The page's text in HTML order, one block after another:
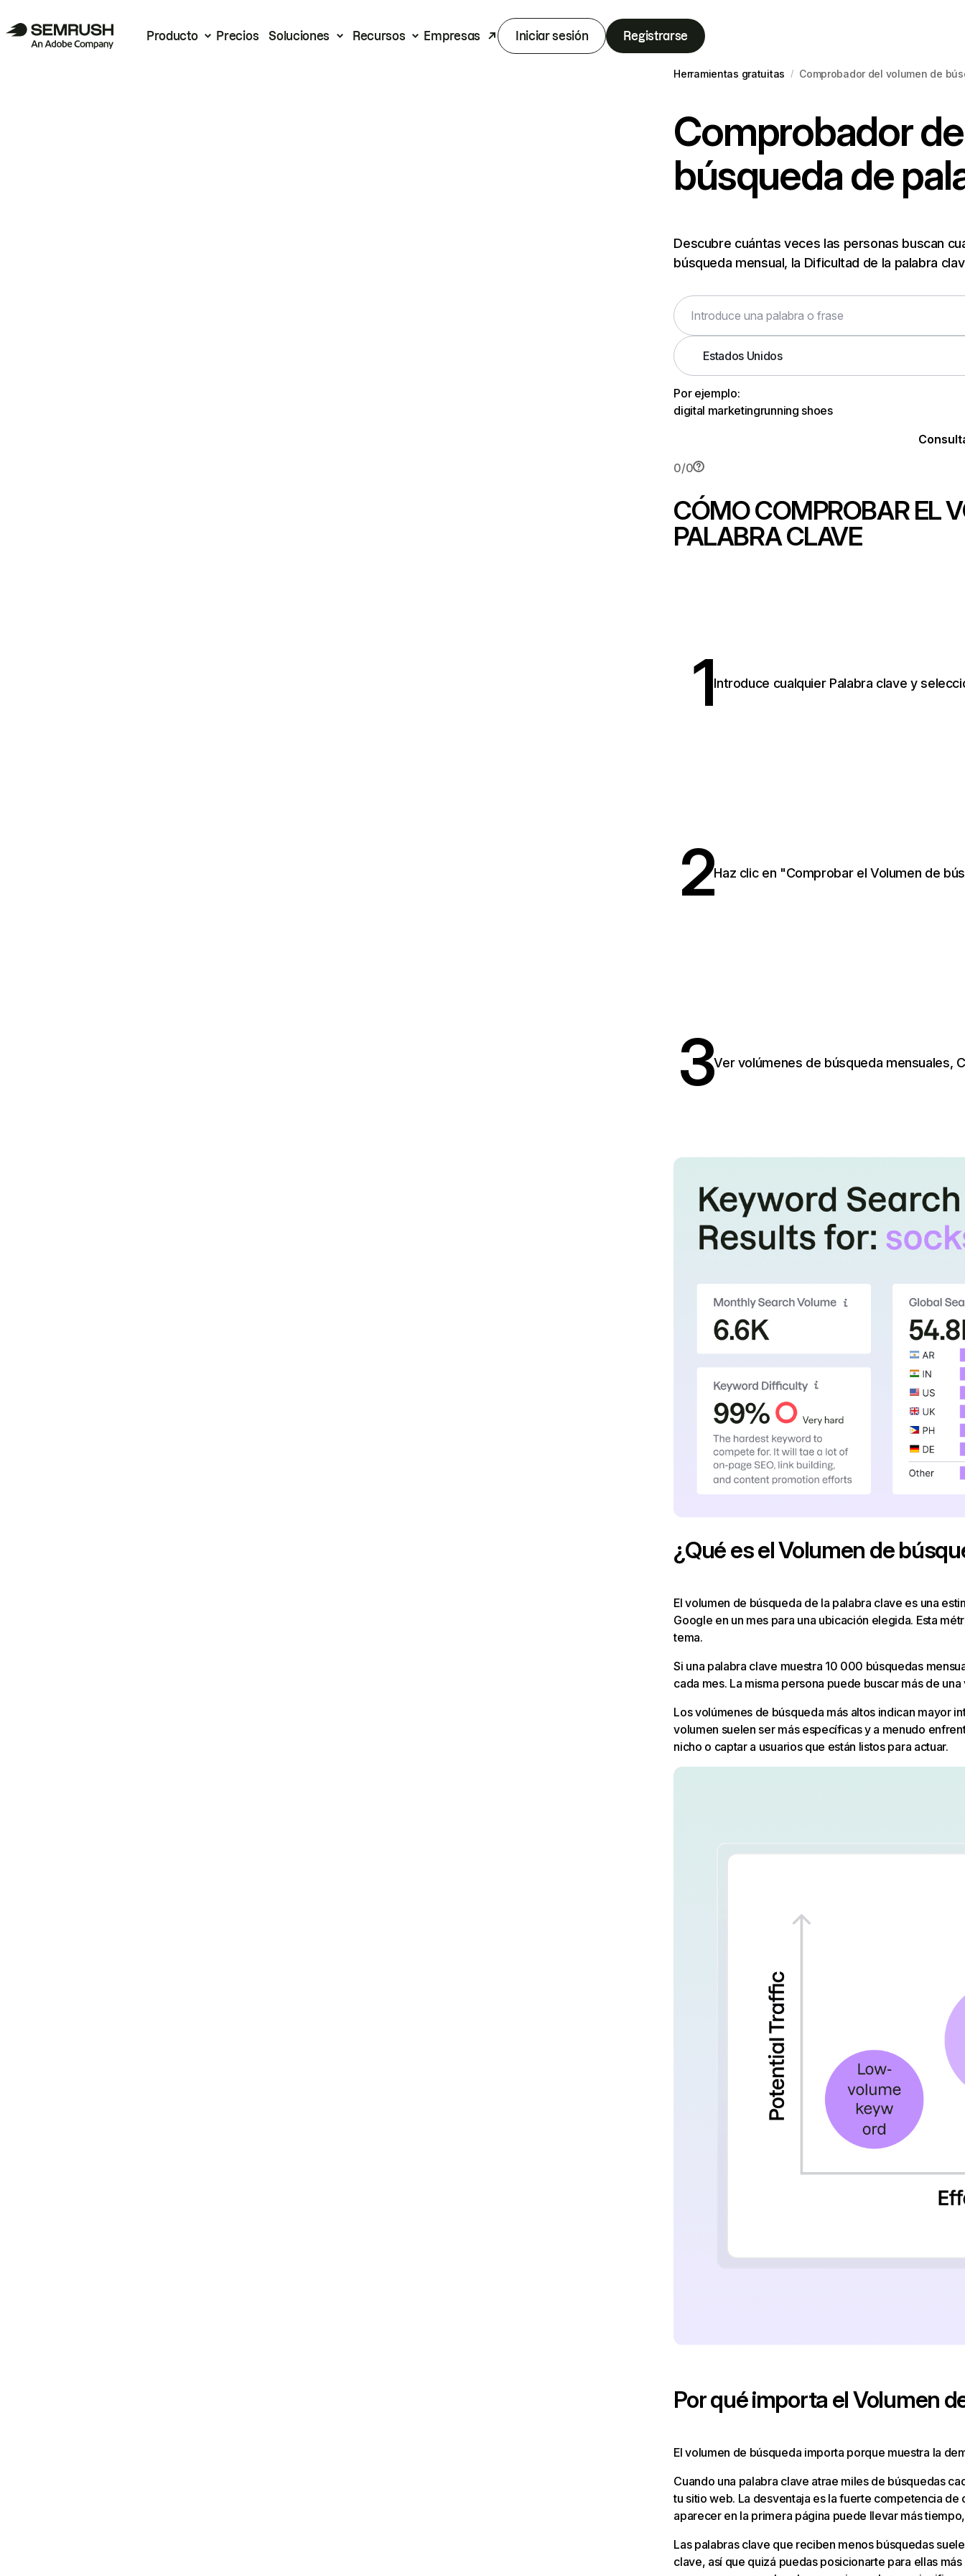
Producto Precios Soluciones Recursos Empresas Iniciar sesión Registrarse
Herramientas gratuitas / Comprobador del volumen de
Comprobador
búsqueda de
Descubre cuántas veces las personas buscan
búsqueda mensual, la Dificultad de la palabra
Estados Unidos
Por ejemplo:
digital marketingrunning shoes
0/0
CÓMO COMPROBAR EL
PALABRA CLAVE
1Introduce cualquier Palabra clave y
2Haz clic en "Comprobar el Volumen de
3Ver volúmenes de búsqueda mensuales,
¿Qué es el Volumen de
El volumen de búsqueda de la palabra clave es una
Google en un mes para una ubicación elegida. Esta
tema.
Si una palabra clave muestra 10 000 búsquedas
cada mes. La misma persona puede buscar más de
Los volúmenes de búsqueda más altos indican mayor
volumen suelen ser más específicas y a menudo
nicho o captar a usuarios que están listos para actuar.
Por qué importa el Volumen
El volumen de búsqueda importa porque muestra la
Cuando una palabra clave atrae miles de búsquedas
tu sitio web. La desventaja es la fuerte competencia
aparecer en la primera página puede llevar más
Las palabras clave que reciben menos búsquedas
clave, así que quizá puedas posicionarte para ellas